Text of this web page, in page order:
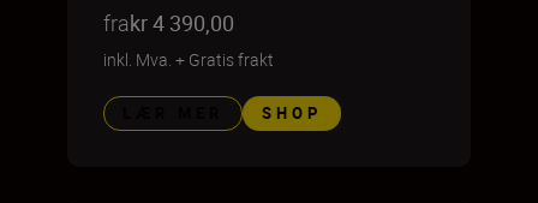
frakr 4 390,00
inkl. Mva. + Gratis frakt
SHOP